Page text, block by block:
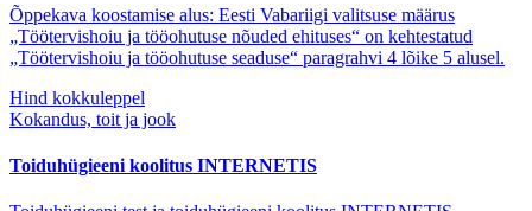
Õppekava koostamise alus: Eesti Vabariigi valitsuse määrus
„Töötervishoiu ja tööohutuse nõuded ehituses“ on kehtestatud
„Töötervishoiu ja tööohutuse seaduse“ paragrahvi 4 lõike 5 alusel.
Hind kokkuleppel
Kokandus, toit ja jook
Toiduhügieeni koolitus INTERNETIS